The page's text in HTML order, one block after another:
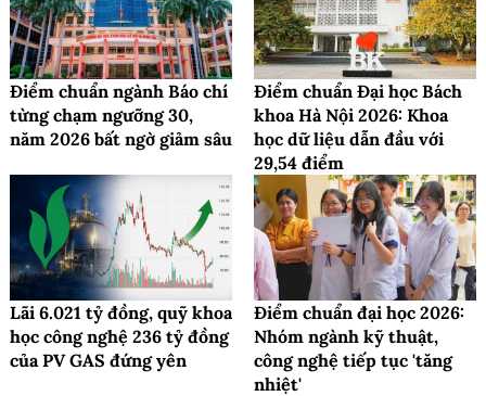
Điểm chuẩn ngành Báo chí
từng chạm ngưỡng 30,
năm 2026 bất ngờ giảm sâu
Điểm chuẩn Đại học Bách
khoa Hà Nội 2026: Khoa
học dữ liệu dẫn đầu với
29,54 điểm
Lãi 6.021 tỷ đồng, quỹ khoa
học công nghệ 236 tỷ đồng
của PV GAS đứng yên
Điểm chuẩn đại học 2026:
Nhóm ngành kỹ thuật,
công nghệ tiếp tục 'tăng
nhiệt'